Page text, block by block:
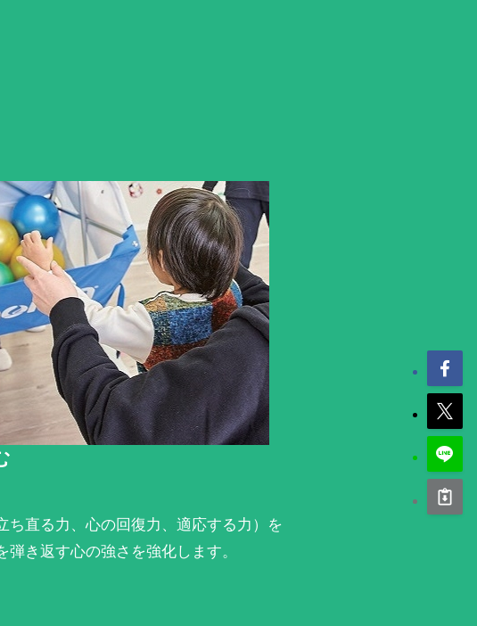
ち直る力、心の回復力、適応する力）を
弾き返す心の強さを強化します。